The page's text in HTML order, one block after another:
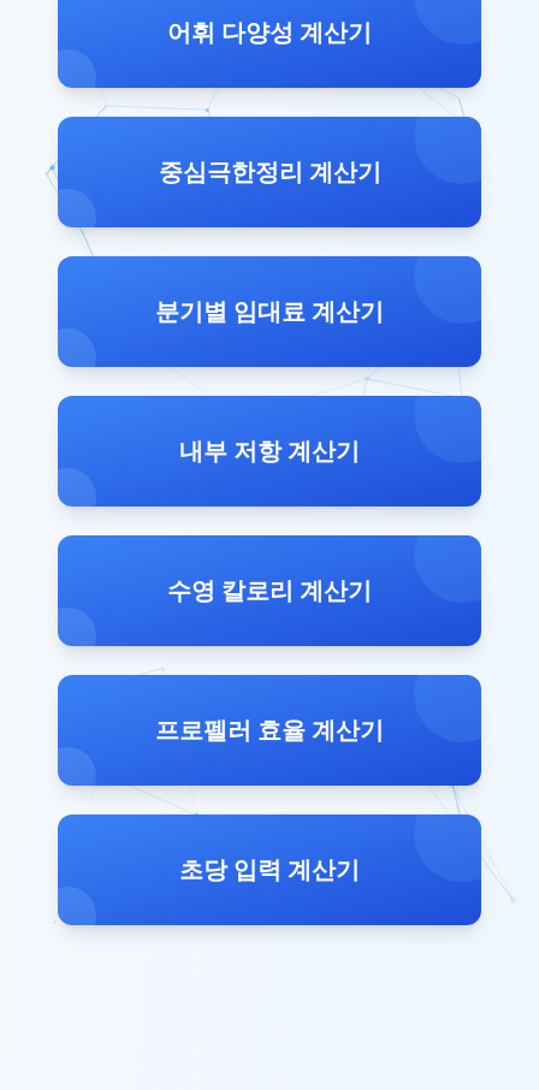
어휘 다양성 계산기
중심극한정리 계산기
분기별 임대료 계산기
내부 저항 계산기
수영 칼로리 계산기
프로펠러 효율 계산기
초당 입력 계산기